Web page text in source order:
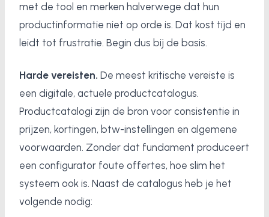
met de tool en merken halverwege dat hun
productinformatie niet op orde is. Dat kost tijd en
leidt tot frustratie. Begin dus bij de basis.
Harde vereisten. De meest kritische vereiste is
een digitale, actuele productcatalogus.
Productcatalogi zijn de bron voor consistentie in
prijzen, kortingen, btw-instellingen en algemene
voorwaarden. Zonder dat fundament produceert
een configurator foute offertes, hoe slim het
systeem ook is. Naast de catalogus heb je het
volgende nodig: